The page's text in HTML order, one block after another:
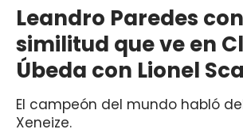
Leandro Paredes
similitud que ve en
Úbeda con Lionel
El campeón del mundo habló
Xeneize.